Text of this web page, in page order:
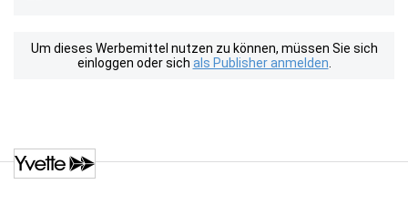
Um dieses Werbemittel nutzen zu können, müssen Sie sich
einloggen oder sich als Publisher anmelden